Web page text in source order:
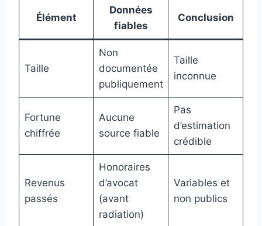
Élément
Données
fiables
Conclusion
Taille
Non
documentée
publiquement
Taille
inconnue
Fortune
chiffrée
Aucune
source fiable
Pas
d’estimation
crédible
Revenus
passés
Honoraires
d’avocat
(avant
radiation)
Variables et
non publics